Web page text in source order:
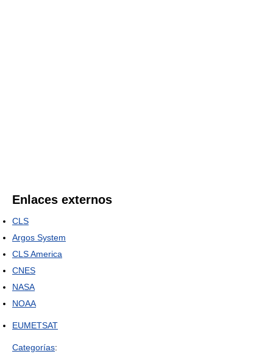
Enlaces externos
CLS
Argos System
CLS America
CNES
NASA
NOAA
EUMETSAT
Categorías: